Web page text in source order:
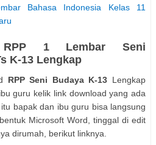
Bahasa Indonesia Kelas 11
RPP 1 Lembar Seni
K-13 Lengkap
RPP Seni Budaya K-13 Lengkap
guru kelik link download yang ada
bapak dan ibu guru bisa langsung
Microsoft Word, tinggal di edit
dirumah, berikut linknya.